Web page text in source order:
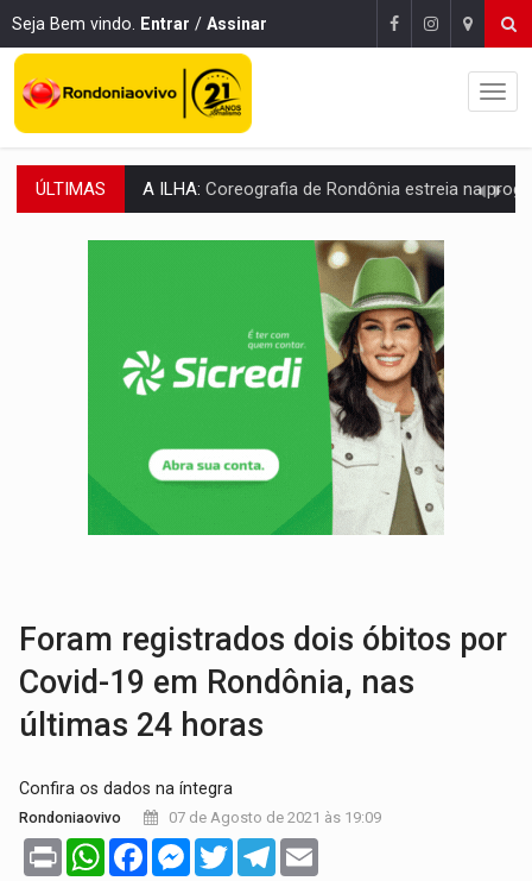
Seja Bem vindo. Entrar / Assinar
ÚLTIMAS ELEIÇÕES 2026:Sgt. Mouza esclarece 'erro de digitação' em declaração de
JUDICIÁRIO:Sinjur parabeniza servidores pelo adicional de incentivo com
AVISO DE LICITAÇÃO: Pregão Eletrônico Nº 12/
Polícia apreende mais de uma tonelada de drogas em fundo
EMOCIONE:PRESENTES: Confira os sorteados na promoção
Idoso é filmado furtando bicicleta na frente
JUSTIÇA:Comarca de Nova Mamoré terá seu primeiro
ADAILTON FÚRIA:Assessoria denuncia suposto ataque com perfis
Foram registrados dois óbitos por
Covid-19 em Rondônia, nas
últimas 24 horas
Confira os dados na íntegra
Rondoniaovivo 07 de Agosto de 2021 às 19:09
Print WhatsAppFacebookMessenger
TwitterTelegram